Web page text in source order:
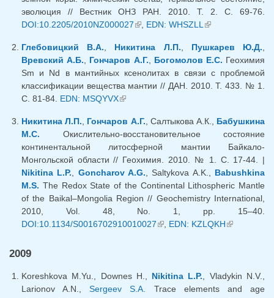
эволюция // Вестник ОНЗ РАН. 2010. Т. 2. С. 69-76.
DOI:10.2205/2010NZ000027(внешняя ссылка)
EDN: WHSZLL (внешняя
Глебовицкий В.А.
Никитина Л.П. Пушкарев Ю.Д.
Вревский А.Б.
Гончаров А.Г. Богомолов Е.С. Геохимия
Sm и Nd в мантийных ксенолитах в связи с проблемой
классификации вещества мантии // ДАН. 2010. Т. 433. № 1.
С. 81-84. EDN: MSQYVX(внешняя ссылка)
Никитина Л.П. Гончаров А.Г. , Салтыкова А.К., Бабушкина
М.С. Окислительно-восстановительное состояние
континентальной литосферной мантии Байкало-
Монгольской области // Геохимия. 2010. № 1. С. 17-44. |
Nikitina L.P.
Goncharov A.G. , Saltykova A.K., Babushkina
M.S. The Redox State of the Continental Lithospheric Mantle
of the Baikal–Mongolia Region // Geochemistry International,
2010, Vol. 48, No. 1, pp. 15–40.
DOI:10.1134/S0016702910010027(внешняя ссылка)
EDN: KZLQKH(внешняя
2009
Koreshkova M.Yu., Downes H., Nikitina L.P., Vladykin N.V.,
Larionov A.N.,Sergeev S.A. Trace elements and age